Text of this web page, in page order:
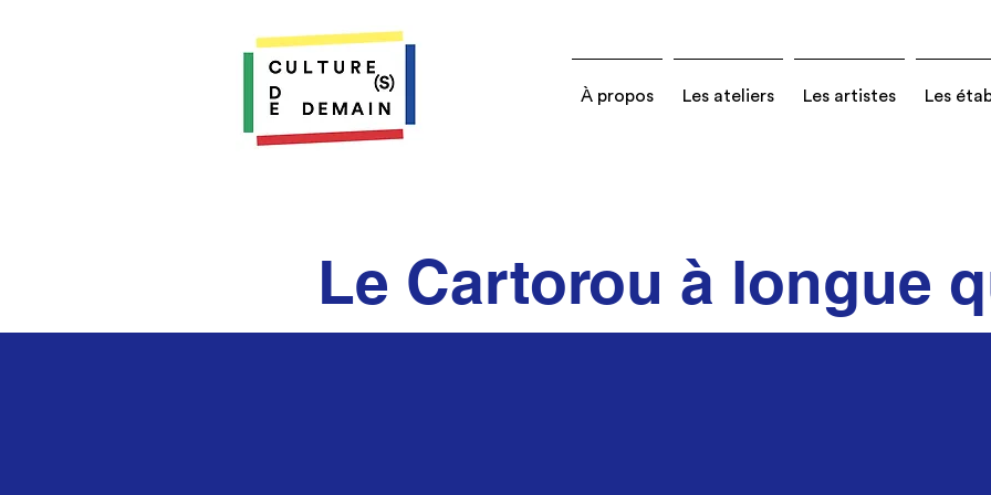
À propos Les ateliers Les artistes Les
Le Cartorou à longue